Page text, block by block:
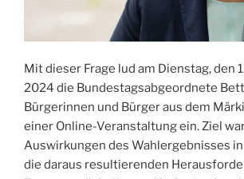
Mit dieser Frage lud am Dienstag, den
2024 die Bundestagsabgeordnete
Bürgerinnen und Bürger aus dem
einer Online-Veranstaltung ein. Ziel
Auswirkungen des Wahlergebnisses in
die daraus resultierenden